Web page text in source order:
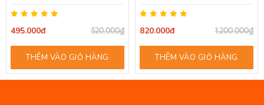
495.000đ 520.000₫
THÊM VÀO GIỎ HÀNG
820.000đ 1.200.000₫
THÊM VÀO GIỎ HÀNG